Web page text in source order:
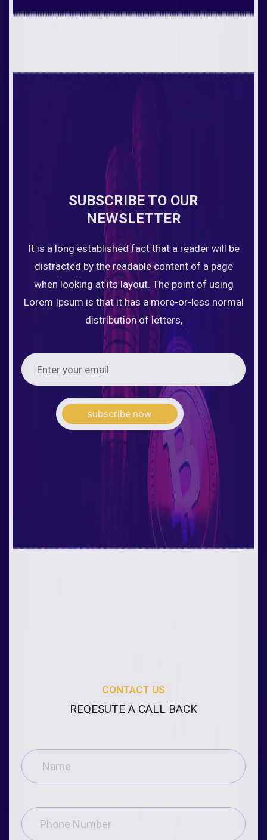
SUBSCRIBE TO OUR
NEWSLETTER
It is a long established fact that a reader will be
distracted by the readable content of a page
when looking at its layout. The point of using
Lorem Ipsum is that it has a more-or-less normal
distribution of letters,
subscribe now
CONTACT US
REQESUTE A CALL BACK